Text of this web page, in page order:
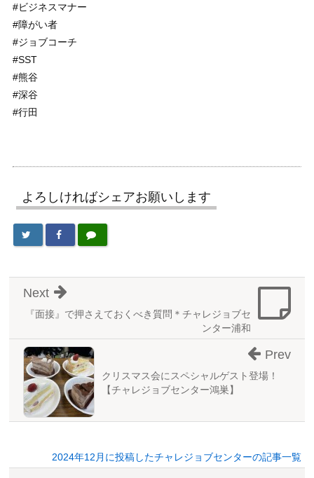
#ビジネスマナー
#障がい者
#ジョブコーチ
#SST
#熊谷
#深谷
#行田
よろしければシェアお願いします
『面接』で押さえておくべき質問＊チャレジョブセ
ンター浦和
Next
クリスマス会にスペシャルゲスト登場！
【チャレジョブセンター鴻巣】
Prev
2024年12月に投稿したチャレジョブセンターの記事一覧